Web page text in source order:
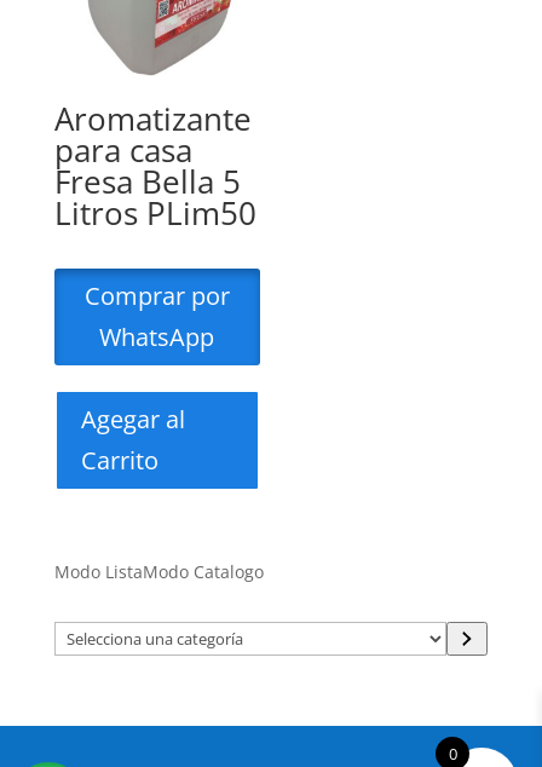
Aromatizante
para casa
Fresa Bella 5
Litros PLim50
Comprar por
WhatsApp
Agegar al
Carrito
Modo ListaModo Catalogo
Selecciona
una
0